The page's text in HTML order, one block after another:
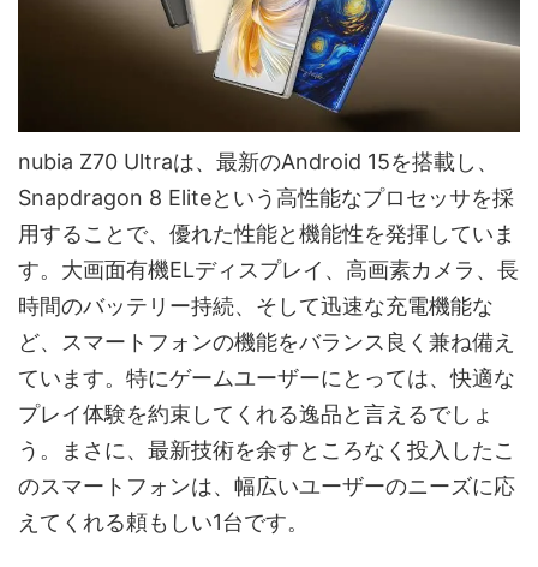
nubia Z70 Ultraは、最新のAndroid 15を搭載し、
Snapdragon 8 Eliteという高性能なプロセッサを採
用することで、優れた性能と機能性を発揮していま
す。大画面有機ELディスプレイ、高画素カメラ、長
時間のバッテリー持続、そして迅速な充電機能な
ど、スマートフォンの機能をバランス良く兼ね備え
ています。特にゲームユーザーにとっては、快適な
プレイ体験を約束してくれる逸品と言えるでしょ
う。まさに、最新技術を余すところなく投入したこ
のスマートフォンは、幅広いユーザーのニーズに応
えてくれる頼もしい1台です。